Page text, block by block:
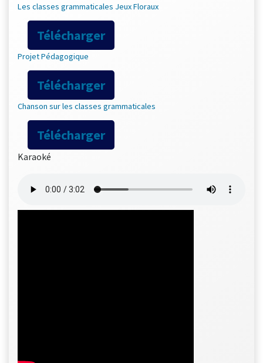
Les classes grammaticales Jeux Floraux
Télécharger
Projet Pédagogique
Télécharger
Chanson sur les classes grammaticales
Télécharger
Karaoké